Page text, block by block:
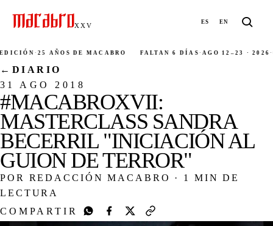
XXV ES EN
·25 AÑOS DE MACABRO FALTAN 6 DÍAS ·AGO 12–23 · 2026·
← DIARIO
31 AGO 2018
#MACABROXVII:
MASTERCLASS SANDRA
BECERRIL "INICIACIÓN AL
GUION DE TERROR"
POR REDACCIÓN MACABRO ·
1 MIN DE
LECTURA
COMPARTIR